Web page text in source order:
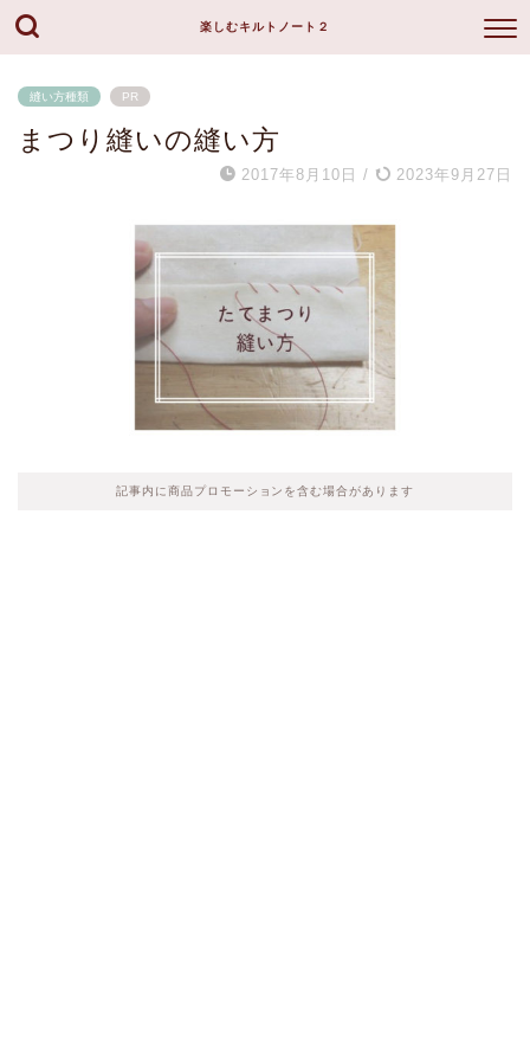
楽しむキルトノート２
縫い方種類 PR
まつり縫いの縫い方
2017年8月10日 / 2023年9月27日
記事内に商品プロモーションを含む場合があります